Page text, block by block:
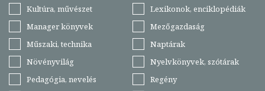
Kultúra, művészet
Lexikonok, enciklopédiák
Manager könyvek
Mezőgazdaság
Műszaki, technika
Naptárak
Növényvilág
Nyelvkönyvek, szótárak
Pedagógia, nevelés
Regény